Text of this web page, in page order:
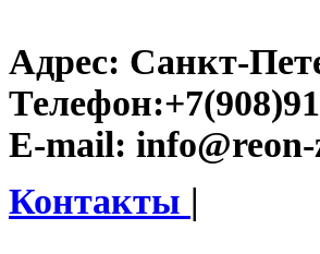
Адрес: Санкт-
Телефон:
E-mail:
Контакты |